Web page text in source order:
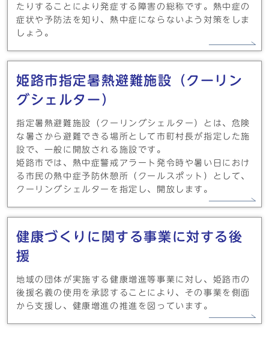
たりすることにより発症する障害の総称です。熱中症の
症状や予防法を知り、熱中症にならないよう対策をしま
しょう。
姫路市指定暑熱避難施設（クーリン
グシェルター）
指定暑熱避難施設（クーリングシェルター）とは、危険
な暑さから避難できる場所として市町村長が指定した施
設で、一般に開放される施設です。
姫路市では、熱中症警戒アラート発令時や暑い日におけ
る市民の熱中症予防休憩所（クールスポット）として、
クーリングシェルターを指定し、開放します。
健康づくりに関する事業に対する後
援
地域の団体が実施する健康増進等事業に対し、姫路市の
後援名義の使用を承認することにより、その事業を側面
から支援し、健康増進の推進を図っています。